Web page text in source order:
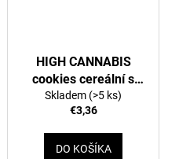
HIGH CANNABIS
cookies cereální s
CBD 100 G
Skladem (>5 ks)
€3,36
DO KOŠÍKA